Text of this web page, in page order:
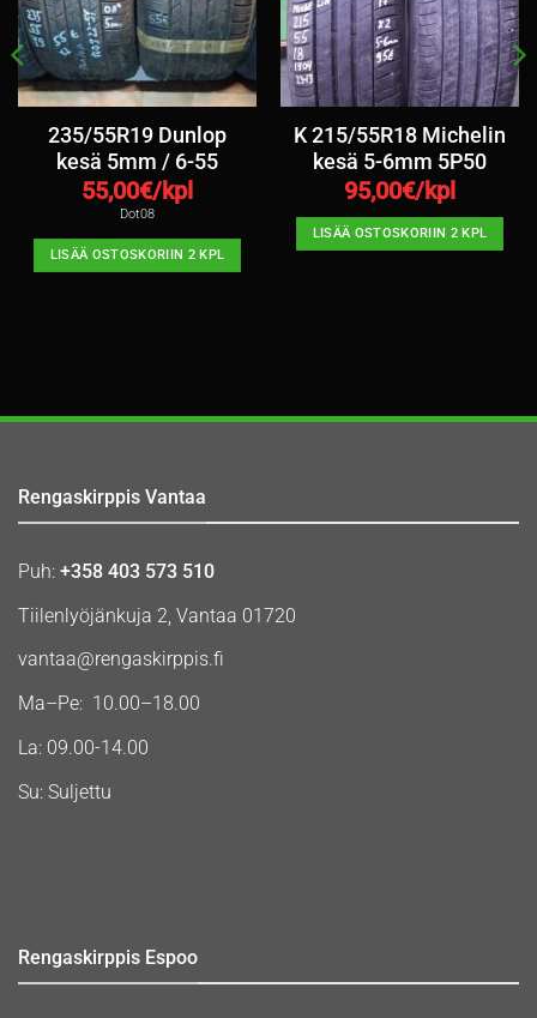
235/55R19 Dunlop
kesä 5mm / 6-55
55,00€/kpl
Dot08
LISÄÄ OSTOSKORIIN 2 KPL
K 215/55R18 Michelin
kesä 5-6mm 5P50
95,00€/kpl
LISÄÄ OSTOSKORIIN 2 KPL
Rengaskirppis Vantaa
Puh: +358 403 573 510
Tiilenlyöjänkuja 2, Vantaa 01720
vantaa@rengaskirppis.fi
Ma–Pe: 10.00–18.00
La: 09.00-14.00
Su: Suljettu
Rengaskirppis Espoo